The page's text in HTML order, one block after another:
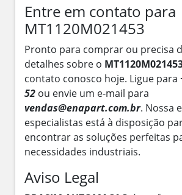
Entre em contato para
MT1120M021453
Pronto para comprar ou precisa
detalhes sobre o
contato conosco hoje. Ligue para
52 ou envie um e-mail para
vendas@enapart.com.br. Nossa
especialistas está à disposição
encontrar as soluções perfeitas
necessidades industriais.
Aviso Legal